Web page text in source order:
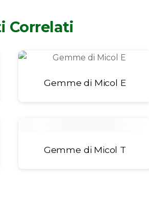
Correlati
Gemme di Micol E
Gemme di Micol T